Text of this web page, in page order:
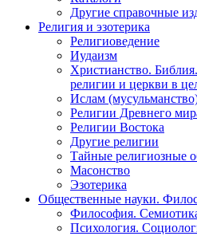
Другие справочные
Религия и эзотерика
Религиоведение
Иудаизм
Христианство.
религии и церкви в
Ислам
Религии Древнего
Религии Востока
Другие религии
Тайные религиозные
Масонство
Эзотерика
Общественные науки.
Философия.
Психология.